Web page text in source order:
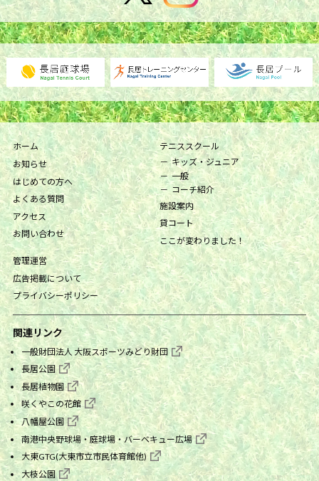
ホーム
お知らせ
はじめての方へ
よくある質問
アクセス
お問い合わせ
テニススクール
キッズ・ジュニア
一般
コーチ紹介
施設案内
貸コート
ここが変わりました！
管理運営
広告掲載について
プライバシーポリシー
関連リンク
一般財団法人 大阪スポーツみどり財団
長居公園
長居植物園
咲くやこの花館
八幡屋公園
南港中央野球場・庭球場・バーベキュー広場
大東GTG(大東市立市民体育館他)
大枝公園